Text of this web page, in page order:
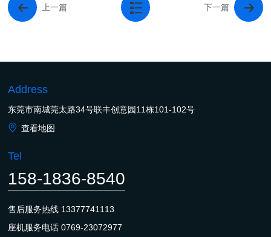
上一篇 下一篇
Address
东莞市南城莞太路34号联丰创意园11栋101-102号
查看地图
Tel
158-1836-8540
售后服务热线 13377741113
座机服务电话0769-23072977